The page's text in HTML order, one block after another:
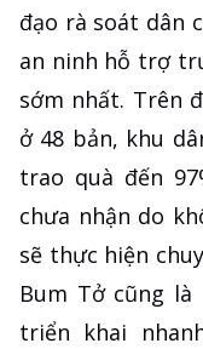
đạo rà soát dân
an ninh hỗ trợ
sớm nhất. Trên
ở 48 bản, khu
trao quà đến
chưa nhận do
sẽ thực hiện
Bum Tở cũng
triển khai